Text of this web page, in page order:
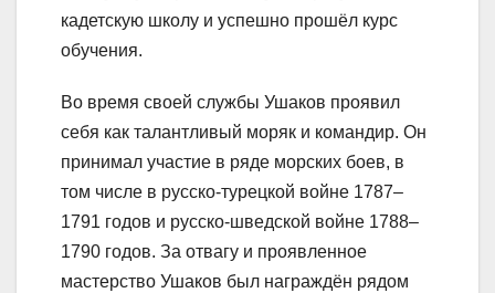
кадетскую школу и успешно прошёл курс
обучения.
Во время своей службы Ушаков проявил
себя как талантливый моряк и командир. Он
принимал участие в ряде морских боев, в
том числе в русско-турецкой войне 1787–
1791 годов и русско-шведской войне 1788–
1790 годов. За отвагу и проявленное
мастерство Ушаков был награждён рядом